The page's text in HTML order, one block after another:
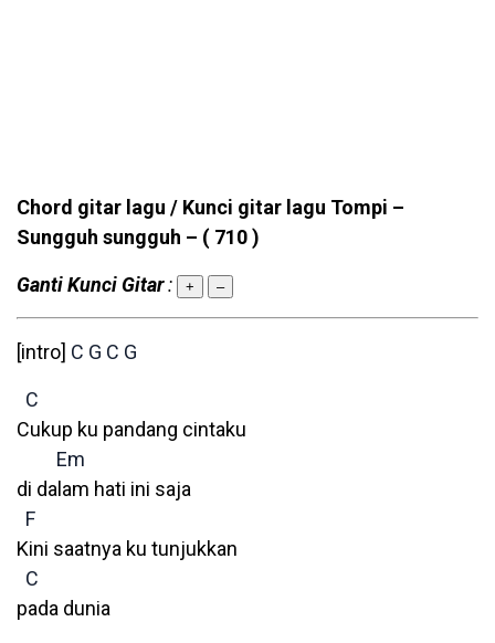
Chord gitar lagu / Kunci gitar lagu Tompi –
Sungguh sungguh – ( 710 )
Ganti Kunci Gitar: + –
[intro] C G C G
C
Cukup ku pandang cintaku
Em
di dalam hati ini saja
F
Kini saatnya ku tunjukkan
C
pada dunia